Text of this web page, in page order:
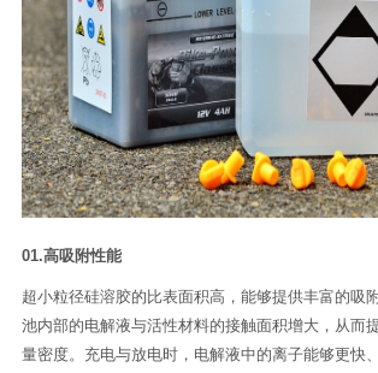
01.高吸附性能
超小粒径硅溶胶的比表面积高，能够提供丰富的吸
池内部的电解液与活性材料的接触面积增大，从而
量密度。充电与放电时，电解液中的离子能够更快